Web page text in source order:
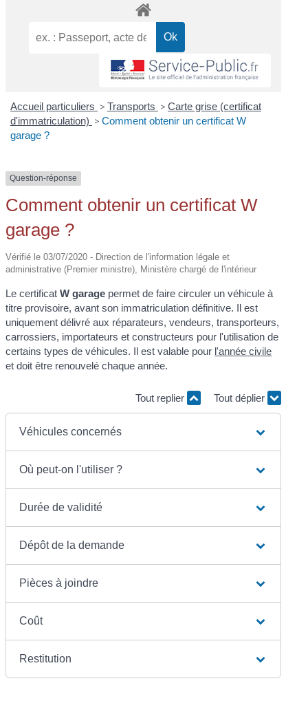
Accueil particuliers > Transports > Carte grise (certificat
d'immatriculation) > Comment obtenir un certificat W
garage ?
Question-réponse
Comment obtenir un certificat W
garage ?
Vérifié le 03/07/2020 - Direction de l'information légale et
administrative (Premier ministre), Ministère chargé de l'intérieur
Le certificatW garage permet de faire circuler un véhicule à
titre provisoire, avant son immatriculation définitive. Il est
uniquement délivré aux réparateurs, vendeurs, transporteurs,
carrossiers, importateurs et constructeurs pour l'utilisation de
certains types de véhicules. Il est valable pour l'année civile
et doit être renouvelé chaque année.
Tout replier Tout déplier
Véhicules concernés
Où peut-on l'utiliser ?
Durée de validité
Dépôt de la demande
Pièces à joindre
Coût
Restitution